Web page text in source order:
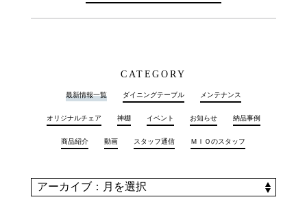
CATEGORY
最新情報一覧 ダイニングテーブル メンテナンス
オリジナルチェア 神棚 イベント お知らせ 納品事例
商品紹介 動画 スタッフ通信 ＭＩＯのスタッフ